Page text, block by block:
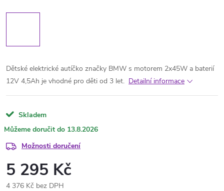
Dětské elektrické autíčko značky BMW s motorem 2x45W a baterií
12V 4,5Ah je vhodné pro děti od 3 let. Detailní informace
Skladem
13.8.2026
Možnosti doručení
5 295 Kč
4 376 Kč bez DPH